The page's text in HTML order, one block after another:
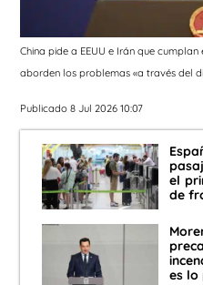
China pide a EEUU e Irán que
aborden los problemas «a través del
Publicado 8 Jul 2026 10:07
el
de
es lo